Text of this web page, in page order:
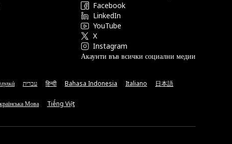
Facebook
LinkedIn
YouTube
X
Instagram
Акаунти във всички социални медии
עברית हिन्दी Bahasa Indonesia Italiano 日本語
Мова Tiếng Việt